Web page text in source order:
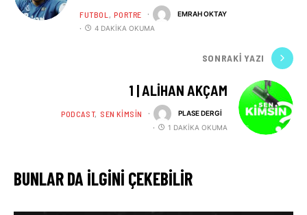
FUTBOL PORTRE
EMRAH OKTAY
4 DAKIKA OKUMA
SONRAKI YAZI
1 | ALIHAN AKÇAM
PODCAST SEN KIMSIN
PLASE DERGI
1 DAKIKA OKUMA
BUNLAR DA ILGINI ÇEKEBILIR